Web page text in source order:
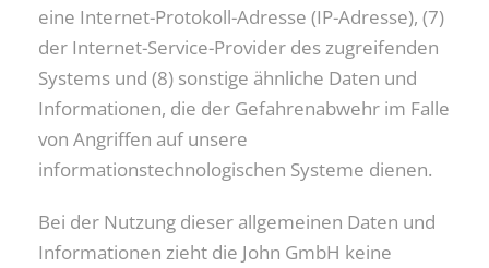
eine Internet-Protokoll-Adresse (IP-Adresse), (7)
der Internet-Service-Provider des zugreifenden
Systems und (8) sonstige ähnliche Daten und
Informationen, die der Gefahrenabwehr im Falle
von Angriffen auf unsere
informationstechnologischen Systeme dienen.
Bei der Nutzung dieser allgemeinen Daten und
Informationen zieht die John GmbH keine